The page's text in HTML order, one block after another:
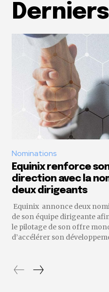
Nominations
Equinix renforce
direction avec la
deux dirigeants
Equinix annonce deux
de son équipe dirigeante
le pilotage de son offre
d’accélérer son